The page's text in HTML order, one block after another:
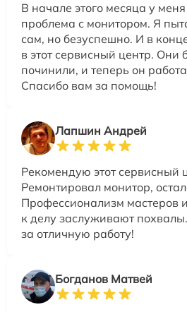
В начале этого месяца у
проблема с монитором. Я
сам, но безуспешно. И в
в этот сервисный центр. Они
починили, и теперь он
Спасибо вам за помощь!
Лапшин Андрей
Рекомендую этот сервисный
Ремонтировал монитор,
Профессионализм мастеров
к делу заслуживают
за отличную работу!
Богданов Матвей